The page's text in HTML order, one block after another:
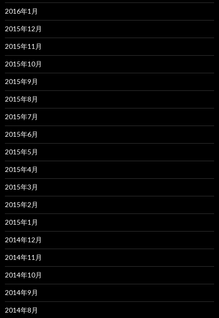
2016年1月
2015年12月
2015年11月
2015年10月
2015年9月
2015年8月
2015年7月
2015年6月
2015年5月
2015年4月
2015年3月
2015年2月
2015年1月
2014年12月
2014年11月
2014年10月
2014年9月
2014年8月